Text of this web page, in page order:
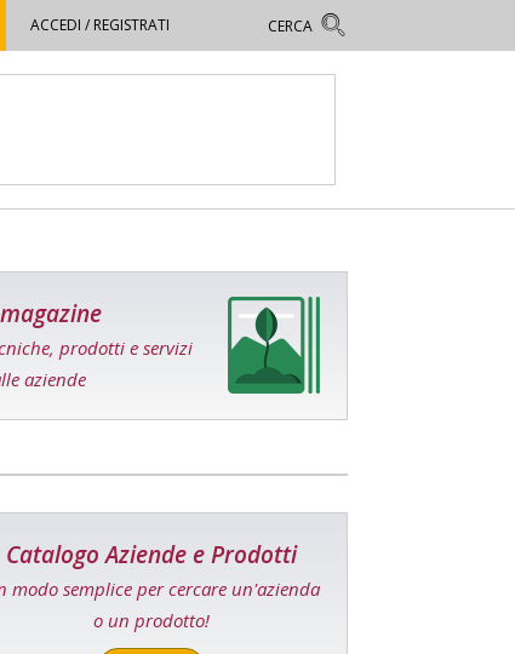
ACCEDI / REGISTRATI
prodotti e servizi
aziende
Catalogo Aziende e Prodotti
modo semplice per cercare un'azienda
o un prodotto!